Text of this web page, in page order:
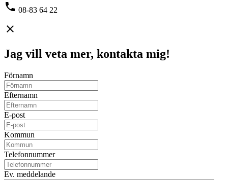
phone 08-83 64 22
close
Jag vill veta mer, kontakta mig!
Förnamn
Efternamn
E-post
Kommun
Telefonnummer
Ev. meddelande